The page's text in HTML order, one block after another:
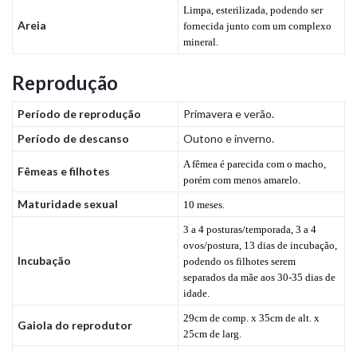
Areia
Limpa, esterilizada, podendo ser
fornecida junto com um complexo
mineral.
Reprodução
Período de reprodução
Primavera e verão.
Período de descanso
Outono e inverno.
Fêmeas e filhotes
A fêmea é parecida com o macho,
porém com menos amarelo.
Maturidade sexual 10 meses.
Incubação
3 a 4 posturas/temporada, 3 a 4
ovos/postura, 13 dias de incubação,
podendo os filhotes serem
separados da mãe aos 30-35 dias de
idade.
Gaiola do reprodutor
29cm de comp. x 35cm de alt. x
25cm de larg.